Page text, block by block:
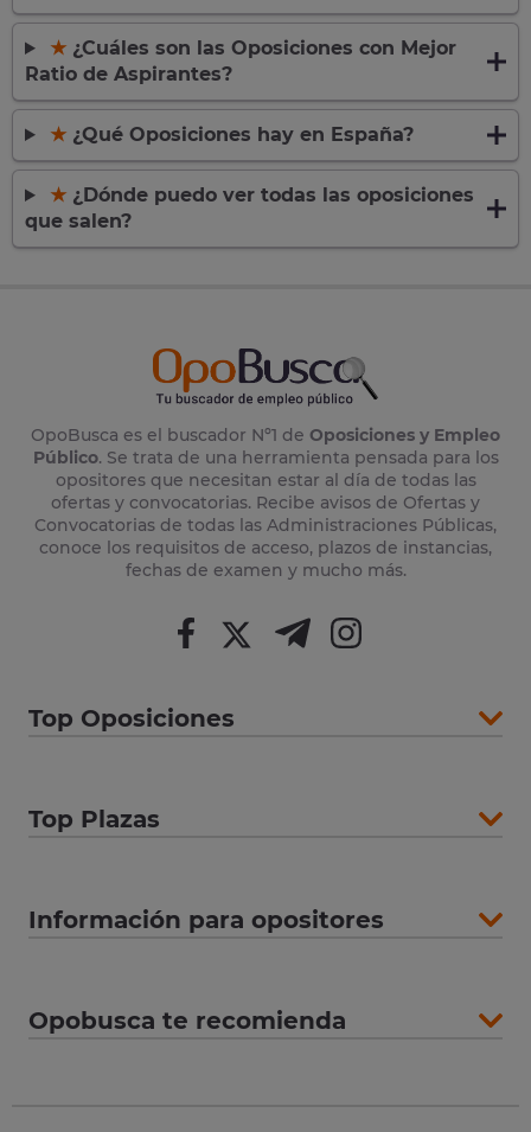
★¿Cuáles son las Oposiciones con Mejor
Ratio de Aspirantes?
★¿Qué Oposiciones hay en España?
★¿Dónde puedo ver todas las oposiciones
que salen?
OpoBusca es el buscador Nº1 de Oposiciones y Empleo
Público. Se trata de una herramienta pensada para los
opositores que necesitan estar al día de todas las
ofertas y convocatorias. Recibe avisos de Ofertas y
Convocatorias de todas las Administraciones Públicas,
conoce los requisitos de acceso, plazos de instancias,
fechas de examen y mucho más.
Top Oposiciones
Top Plazas
Información para opositores
Opobusca te recomienda